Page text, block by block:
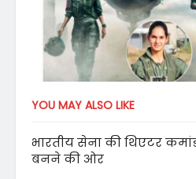
YOU MAY ALSO LIKE
भारतीय सेना की थिएटर
बनने की ओर